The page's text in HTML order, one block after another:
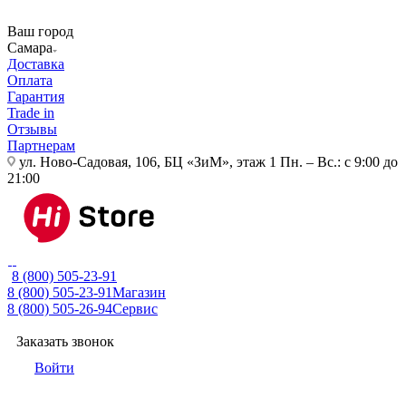
Ваш город
Самара
Доставка
Оплата
Гарантия
Trade in
Отзывы
Партнерам
ул. Ново-Садовая, 106, БЦ «ЗиМ», этаж 1 Пн. – Вс.: с 9:00 до
21:00
8 (800) 505-23-91
8 (800) 505-23-91Магазин
8 (800) 505-26-94Сервис
Заказать звонок
Войти